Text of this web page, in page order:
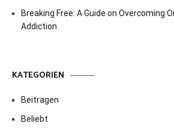
Breaking Free: A Guide on Overcoming
Addiction
KATEGORIEN
Beitragen
Beliebt